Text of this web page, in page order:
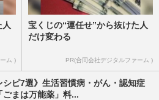
ム )
宝くじの“運任せ”から抜けた人
だけ変わる
PR(合同会社デジタルファーム )
シピ7選》生活習慣病・がん・認知症
ごまは万能薬」料...